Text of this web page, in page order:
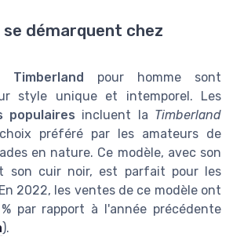
démarquent chez
Timberland
pour homme sont
style unique et intemporel. Les
populaires incluent la Timberland
préféré par les amateurs de
en nature. Ce modèle, avec son
son cuir noir, est parfait pour les
2022, les ventes de ce modèle ont
par rapport à l'année précédente
).